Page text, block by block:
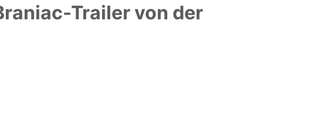
Trailer von der